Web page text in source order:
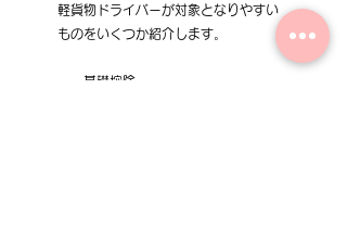
軽貨物ドライバーが対象となりやすい
ものをいくつか紹介します。
基礎控除